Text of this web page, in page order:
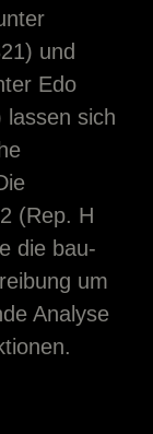
und
Edo
lassen sich
(Rep. H
die bau-
um
Analyse